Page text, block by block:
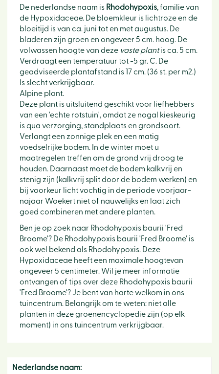
De nederlandse naam is Rhodohypoxis, familie van
de Hypoxidaceae. De bloemkleur is lichtroze en de
bloeitijd is van ca. juni tot en met augustus. De
bladeren zijn groen en ongeveer 5 cm. hoog. De
volwassen hoogte van deze vaste plantis ca. 5 cm.
Verdraagt een temperatuur tot -5 gr. C. De
geadviseerde plantafstand is 17 cm. (36 st. per m2.)
Is slecht verkrijgbaar.
Alpine plant.
Deze plant is uitsluitend geschikt voor liefhebbers
van een 'echte rotstuin', omdat ze nogal kieskeurig
is qua verzorging, standplaats en grondsoort.
Verlangt een zonnige plek en een matig
voedselrijke bodem. In de winter moet u
maatregelen treffen om de grond vrij droog te
houden. Daarnaast moet de bodem kalkvrij en
stenig zijn (kalkvrij split door de bodem werken) en
bij voorkeur licht vochtig in de periode voorjaar-
najaar Woekert niet of nauwelijks en laat zich
goed combineren met andere planten.
Ben je op zoek naar Rhodohypoxis baurii 'Fred
Broome'? De Rhodohypoxis baurii 'Fred Broome' is
ook wel bekend als Rhodohypoxis. Deze
Hypoxidaceae heeft een maximale hoogtevan
ongeveer 5 centimeter. Wil je meer informatie
ontvangen of tips over deze Rhodohypoxis baurii
'Fred Broome'? Je bent van harte welkom in ons
tuincentrum. Belangrijk om te weten: niet alle
planten in deze groenencyclopedie zijn (op elk
moment) in ons tuincentrum verkrijgbaar.
Nederlandse naam: